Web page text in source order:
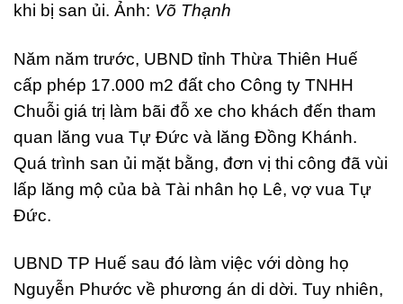
khi bị san ủi. Ảnh: Võ Thạnh
Năm năm trước, UBND tỉnh Thừa Thiên Huế
cấp phép 17.000 m2 đất cho Công ty TNHH
Chuỗi giá trị làm bãi đỗ xe cho khách đến tham
quan lăng vua Tự Đức và lăng Đồng Khánh.
Quá trình san ủi mặt bằng, đơn vị thi công đã vùi
lấp lăng mộ của bà Tài nhân họ Lê, vợ vua Tự
Đức.
UBND TP Huế sau đó làm việc với dòng họ
Nguyễn Phước về phương án di dời. Tuy nhiên,